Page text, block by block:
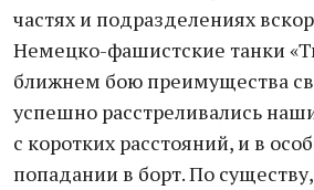
частях и подразделениях
Немецко-фашистские танки
ближнем бою преимущества
успешно расстреливались
с коротких расстояний, и в
попадании в борт. По